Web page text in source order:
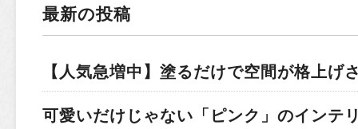
最新の投稿
【人気急増中】塗るだけで空間が格上げ
可愛いだけじゃない「ピンク」のインテ